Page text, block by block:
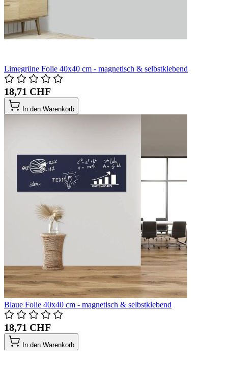
Limegrüne Folie 40x40 cm - magnetisch & selbstklebend
18,71 CHF
In den Warenkorb
Blaue Folie 40x40 cm - magnetisch & selbstklebend
18,71 CHF
In den Warenkorb